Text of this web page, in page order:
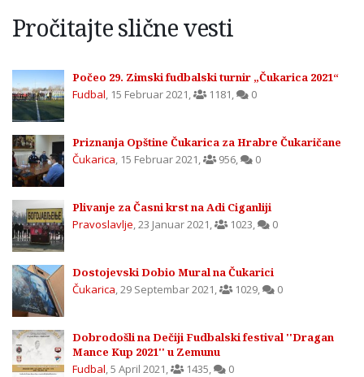
Pročitajte slične vesti
Počeo 29. Zimski fudbalski turnir „Čukarica 2021“
Fudbal, 15 Februar 2021, 1181, 0
Priznanja Opštine Čukarica za Hrabre Čukaričane
Čukarica, 15 Februar 2021, 956, 0
Plivanje za Časni krst na Adi Ciganliji
Pravoslavlje,23 Januar 2021, 1023, 0
Dostojevski Dobio Mural na Čukarici
Čukarica,29 Septembar 2021, 1029, 0
Dobrodošli na Dečiji Fudbalski festival ''Dragan
Mance Kup 2021'' u Zemunu
Fudbal,5 April 2021, 1435, 0